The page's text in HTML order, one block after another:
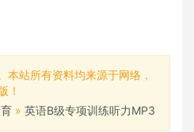
站所有资料均来源于网络，
！
» 英语B级专项训练听力MP3